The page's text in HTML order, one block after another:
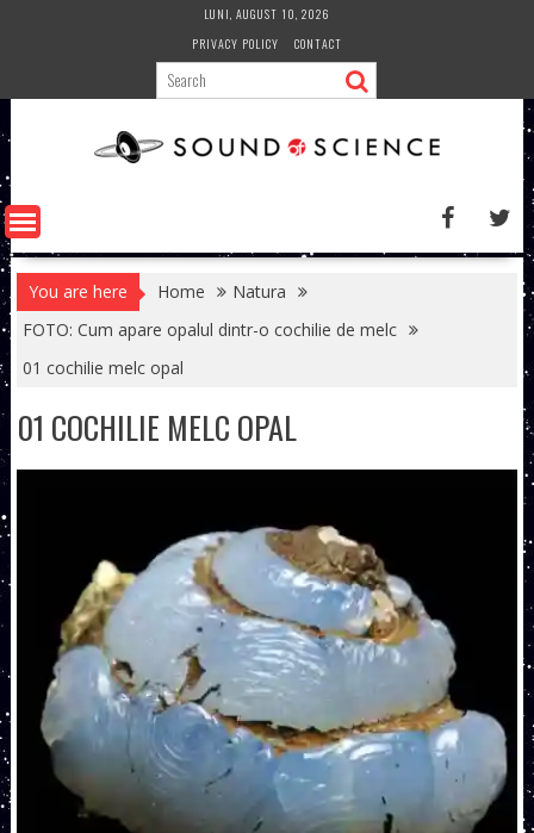
LUNI, AUGUST 10, 2026
PRIVACY POLICY
CONTACT
You are here Home
Natura
FOTO: Cum apare opalul dintr-o cochilie de melc
01 cochilie melc opal
01 COCHILIE MELC OPAL